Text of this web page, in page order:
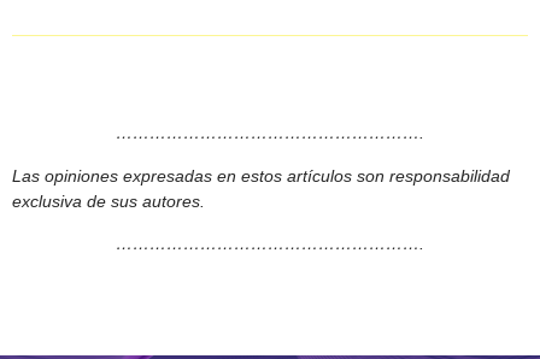
……………………………………………….
Las opiniones expresadas en estos artículos son responsabilidad
exclusiva de sus autores.
……………………………………………….